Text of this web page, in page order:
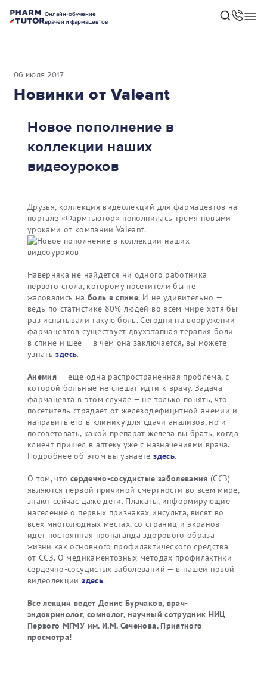
Онлайн-обучение
врачей и фармацевтов
06 июля 2017
Новинки от Valeant
Новое пополнение в
коллекции наших
видеоуроков
Друзья, коллекция видеолекций для фармацевтов на
портале «Фармтьютор» пополнилась тремя новыми
уроками от компании Valeant.
Наверняка не найдется ни одного работника
первого стола, которому посетители бы не
жаловались на боль в спине. И не удивительно —
ведь по статистике 80% людей во всем мире хотя бы
раз испытывали такую боль. Сегодня на вооружении
фармацевтов существует двухэтапная терапия боли
в спине и шее — в чем она заключается, вы можете
узнатьздесь.
Анемия — еще одна распространенная проблема, с
которой больные не спешат идти к врачу. Задача
фармацевта в этом случае — не только понять, что
посетитель страдает от железодефицитной анемии и
направить его в клинику для сдачи анализов, но и
посоветовать, какой препарат железа вы брать, когда
клиент пришел в аптеку уже с назначениями врача.
Подробнее об этом вы узнаетездесь.
О том, что сердечно-сосудистые заболевания (ССЗ)
являются первой причиной смертности во всем мире,
знают сейчас даже дети. Плакаты, информирующие
население о первых признаках инсульта, висят во
всех многолюдных местах, со страниц и экранов
идет постоянная пропаганда здорового образа
жизни как основного профилактического средства
от ССЗ. О медикаментозных методах профилактики
сердечно-сосудистых заболеваний — в нашей новой
видеолекцииздесь.
Все лекции ведет Денис Бурчаков, врач-
эндокринолог, сомнолог, научный сотрудник НИЦ
Первого МГМУ им. И.М. Сеченова. Приятного
просмотра!